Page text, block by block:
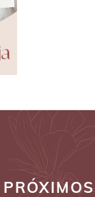
PRÓXIMOS